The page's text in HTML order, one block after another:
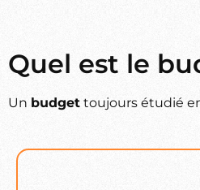
Quel est le
Un budget toujours étudié